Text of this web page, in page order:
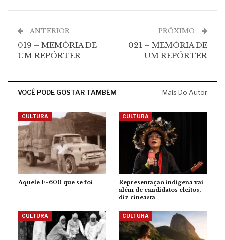
ANTERIOR
019 – MEMÓRIA DE
UM REPÓRTER
PRÓXIMO
021 – MEMÓRIA DE
UM REPÓRTER
VOCÊ PODE GOSTAR TAMBÉM Mais Do Autor
CULTURA
Aquele F-600 que se foi
CULTURA
Representação indígena vai
além de candidatos eleitos,
diz cineasta
CULTURA CULTURA